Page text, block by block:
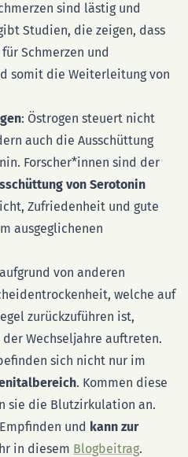
sind lästig und
Studien, die zeigen, dass
Schmerzen und
somit die Weiterleitung von
: Östrogen steuert nicht
auch die Ausschüttung
Forscher*innen sind der
von Serotonin
Zufriedenheit und gute
ausgeglichenen
von anderen
welche auf
zurückzuführen ist,
Wechseljahre auftreten.
sich nicht nur im
. Kommen diese
sie die Blutzirkulation an.
und kann zur
in diesem Blogbeitrag.